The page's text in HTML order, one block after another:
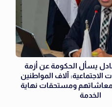
يسأل الحكومة عن أزمة
الاجتماعية: آلاف المواطنين
ومستحقات نهاية
الخدمة